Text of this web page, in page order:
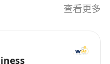
and spoken
查看更多